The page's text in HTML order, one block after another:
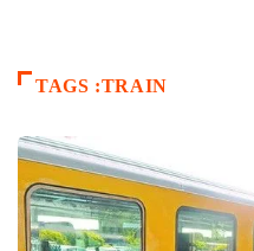
TAGS :TRAIN